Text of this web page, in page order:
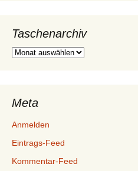
Taschenarchiv
Taschenarchiv
Meta
Anmelden
Eintrags-Feed
Kommentar-Feed